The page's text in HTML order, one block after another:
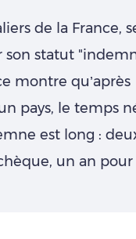
de la France,
son statut
montre qu’après
pays, le temps
est long :
un an pour